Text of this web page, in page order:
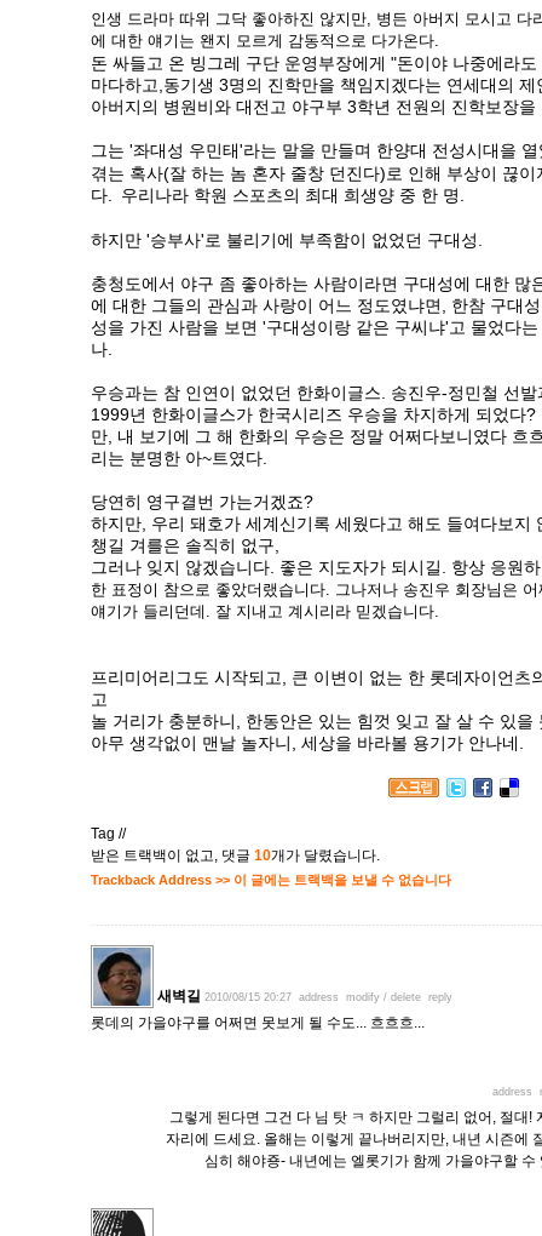
인생 드라마 따위 그닥 좋아하진 않지만, 병든 아버지 모시고 다
에 대한 얘기는 왠지 모르게 감동적으로 다가온다.
돈 싸들고 온 빙그레 구단 운영부장에게 "돈이야 나중에라
마다하고, 동기생 3명의 진학만을 책임지겠다는 연세대의 제
아버지의 병원비와 대전고 야구부 3학년 전원의 진학보장
그는 '좌대성 우민태'라는 말을 만들며 한양대 전성시대을
겪는 혹사(잘 하는 놈 혼자 줄창 던진다)로 인해 부상이 끊
다.
우리나라 학원 스포츠의 최대 희생양 중 한 명.
하지만 '승부사'로 불리기에 부족함이 없었던 구대성.
충청도에서 야구 좀 좋아하는 사람이라면 구대성에 대한 많
에 대한 그들의 관심과 사랑이 어느 정도였냐면, 한참 구대
성을 가진 사람을 보면 '구대성이랑 같은 구씨냐'고 물었다
나.
우승과는 참 인연이 없었던 한화이글스. 송진우-정민철 선
1999년 한화이글스가 한국시리즈 우승을 차지하게 되었다
만, 내 보기에 그 해 한화의 우승은 정말 어쩌다보니였다 흐
리는 분명한 아~트였다.
당연히 영구결번 가는거겠죠?
하지만, 우리 돼호가 세계신기록 세웠다고 해도 들여다보지
챙길 겨를은 솔직히 없구,
그러나 잊지 않겠습니다. 좋은 지도자가 되시길. 항상 응원
한 표정이 참으로 좋았더랬습니다. 그나저나 송진우 회장님은
얘기가 들리던데. 잘 지내고 계시리라 믿겠습니다.
프리미어리그도 시작되고, 큰 이변이 없는 한 롯데자이언츠
고
놀 거리가 충분하니, 한동안은 있는 힘껏 잊고 잘 살 수 있을
아무 생각없이 맨날 놀자니, 세상을 바라볼 용기가 안나네.
Tag //
받은 트랙백이 없고, 댓글 10개가 달렸습니다.
Trackback Address >> 이 글에는 트랙백을 보낼 수 없습니다
새벽길 2010/08/15 20:27 address modify / delete reply
롯데의 가을야구를 어쩌면 못보게 될 수도... 흐흐흐...
address
그렇게 된다면 그건 다 님 탓 ㅋ 하지만 그럴리 없어, 절대
자리에 드세요. 올해는 이렇게 끝나버리지만, 내년 시즌에
심히 해야죵- 내년에는 엘롯기가 함께 가을야구할